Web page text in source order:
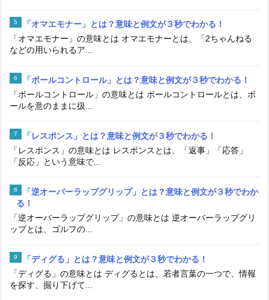
「オマエモナー」とは？意味と例文が３秒でわかる！
「オマエモナー」の意味とは オマエモナーとは、「2ちゃんねる
などの用いられるア...
「ボールコントロール」とは？意味と例文が３秒でわかる！
「ボールコントロール」の意味とは ボールコントロールとは、ボ
ールを意のままに扱...
「レスポンス」とは？意味と例文が３秒でわかる！
「レスポンス」の意味とは レスポンスとは、「返事」「応答」
「反応」という意味で...
「逆オーバーラップグリップ」とは？意味と例文が３秒でわか
る！
「逆オーバーラップグリップ」の意味とは 逆オーバーラップグリ
ップとは、ゴルフの...
「ディグる」とは？意味と例文が３秒でわかる！
「ディグる」の意味とは ディグるとは、若者言葉の一つで、情報
を探す、掘り下げて...